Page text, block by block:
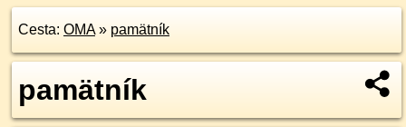
Cesta: OMA» pamätník
pamätník